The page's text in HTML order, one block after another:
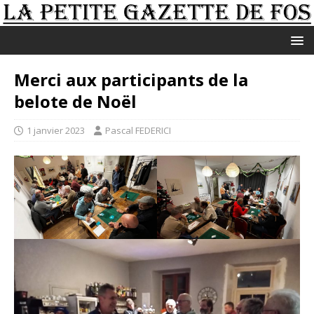
Merci aux participants de la
belote de Noël
1 janvier 2023 Pascal FEDERICI